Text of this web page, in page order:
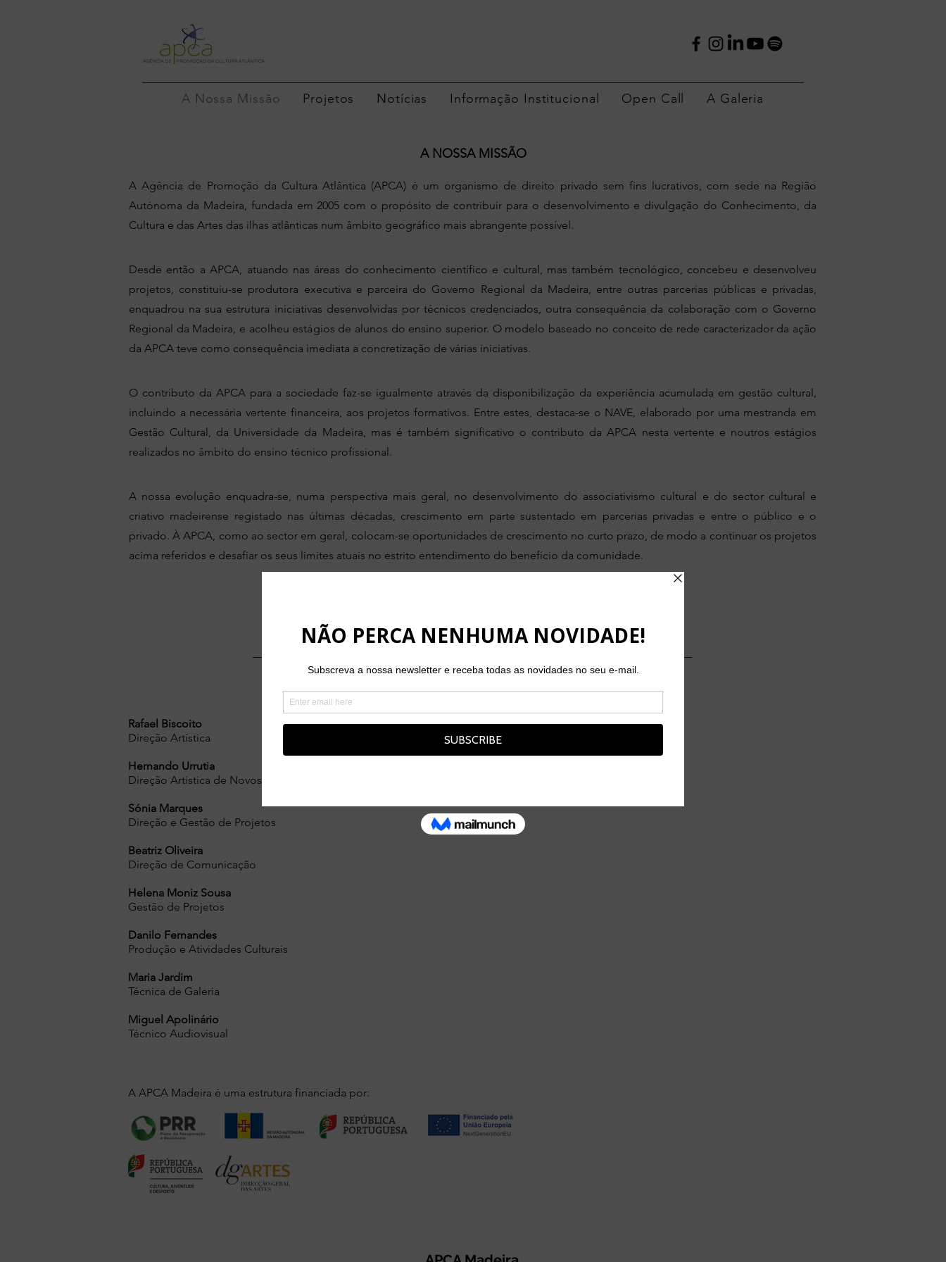
A Nossa Missão Projetos Notícias Informação Institucional Open Call A Galeria
A NOSSA MISSÃO
A Agência de Promoção da Cultura Atlântica (APCA) é um organismo de direito privado sem fins lucrativos, com sede na Região
Autónoma da Madeira, fundada em 2005 com o propósito de contribuir para o desenvolvimento e divulgação do Conhecimento, da
Cultura e das Artes das ilhas atlânticas num âmbito geográfico mais abrangente possível.
Desde então a APCA, atuando nas áreas do conhecimento científico e cultural, mas também tecnológico, concebeu e desenvolveu
projetos, constituiu-se produtora executiva e parceira do Governo Regional da Madeira, entre outras parcerias públicas e privadas,
enquadrou na sua estrutura iniciativas desenvolvidas por técnicos credenciados, outra consequência da colaboração com o Governo
Regional da Madeira, e acolheu estágios de alunos do ensino superior. O modelo baseado no conceito de rede caracterizador da ação
da APCA teve como consequência imediata a concretização de várias iniciativas.
O contributo da APCA para a sociedade faz-se igualmente através da disponibilização da experiência acumulada em gestão cultural,
incluindo a necessária vertente financeira, aos projetos formativos. Entre estes, destaca-se o NAVE, elaborado por uma mestranda em
Gestão Cultural, da Universidade da Madeira, mas é também significativo o contributo da APCA nesta vertente e noutros estágios
realizados no âmbito do ensino técnico profissional.
A nossa evolução enquadra-se, numa perspectiva mais geral, no desenvolvimento do associativismo cultural e do sector cultural e
criativo madeirense registado nas últimas décadas, crescimento em parte sustentado em parcerias privadas e entre o público e o
privado. À APCA, como ao sector em geral, colocam-se oportunidades de crescimento no curto prazo, de modo a continuar os projetos
acima referidos e desafiar os seus limites atuais no estrito entendimento do benefício da comunidade.
A EQUIPA
Rafael Biscoito
Direção Artística
Hernando Urrutia
Direção Artística de Novos Media
Sónia Marques
Direção e Gestão de Projetos
Beatriz Oliveira
Direção de Comunicação
Helena Moniz Sousa
Gestão de Projetos
Danilo Fernandes
Produção e Atividades Culturais
Maria Jardim
Técnica de Galeria
Miguel Apolinário
Técnico Audiovisual
A APCA Madeira é uma estrutura financiada por: